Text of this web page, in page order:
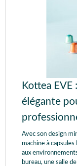
Kottea
élégante
Avec son design
machine à capsules
aux
bureau, une salle